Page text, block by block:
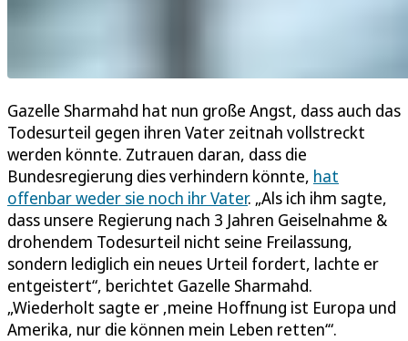
Gazelle Sharmahd hat nun große Angst, dass auch das
Todesurteil gegen ihren Vater zeitnah vollstreckt
werden könnte. Zutrauen daran, dass die
Bundesregierung dies verhindern könnte, hat
offenbar weder sie noch ihr Vater. „Als ich ihm sagte,
dass unsere Regierung nach 3 Jahren Geiselnahme &
drohendem Todesurteil nicht seine Freilassung,
sondern lediglich ein neues Urteil fordert, lachte er
entgeistert“, berichtet Gazelle Sharmahd.
„Wiederholt sagte er ‚meine Hoffnung ist Europa und
Amerika, nur die können mein Leben retten‘“.